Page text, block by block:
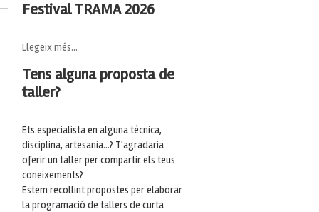
Festival TRAMA 2026
Llegeix més...
Tens alguna proposta de
taller?
Ets especialista en alguna tècnica,
disciplina, artesania...? T'agradaria
oferir un taller per compartir els teus
coneixements?
Estem recollint propostes per elaborar
la programació de tallers de curta